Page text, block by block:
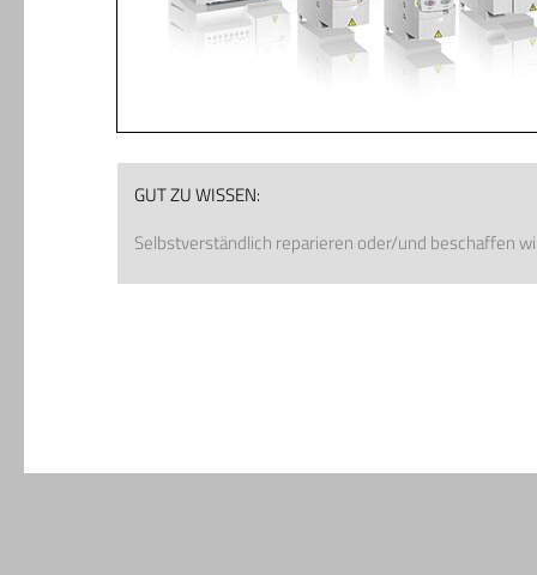
GUT ZU WISSEN:
Selbstverständlich reparieren oder/und beschaffen